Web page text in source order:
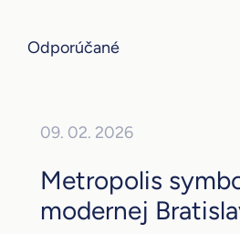
Odporúčané
09. 02. 2026
Metropolis
modernej